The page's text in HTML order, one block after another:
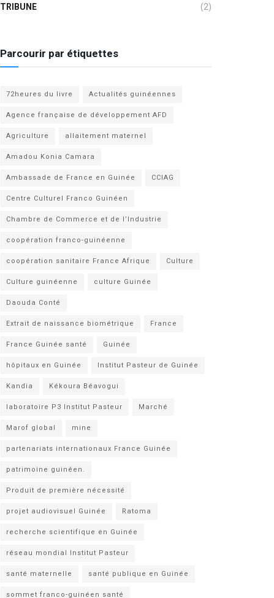
TRIBUNE
(2)
Parcourir par étiquettes
72heures du livre
Actualités guinéennes
Agence française de développement AFD
Agriculture
allaitement maternel
Amadou Konia Camara
Ambassade de France en Guinée
CCIAG
Centre Culturel Franco Guinéen
Chambre de Commerce et de l’Industrie
coopération franco-guinéenne
coopération sanitaire France Afrique
Culture
Culture guinéenne
culture Guinée
Daouda Conté
Extrait de naissance biométrique
France
France Guinée santé
Guinée
hôpitaux en Guinée
Institut Pasteur de Guinée
Kandia
Kékoura Béavogui
laboratoire P3 Institut Pasteur
Marché
Marof global
mine
partenariats internationaux France Guinée
patrimoine guinéen.
Produit de première nécessité
projet audiovisuel Guinée
Ratoma
recherche scientifique en Guinée
réseau mondial Institut Pasteur
santé maternelle
santé publique en Guinée
sommet franco-guinéen santé